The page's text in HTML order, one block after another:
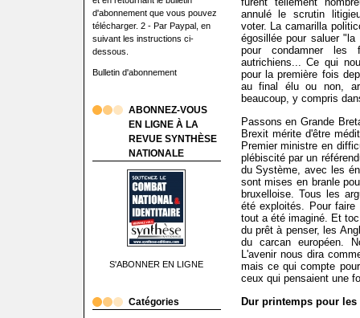
d'abonnement que vous pouvez
télécharger. 2 - Par Paypal, en
suivant les instructions ci-
dessous.
Bulletin d'abonnement
ABONNEZ-VOUS
EN LIGNE À LA
REVUE SYNTHÈSE
NATIONALE
S'ABONNER EN LIGNE
Catégories
annulé le scrutin
voter. La camarilla
égosillée pour saluer
pour condamner les
autrichiens... Ce qui
pour la première fois
au final élu ou non,
beaucoup, y compris
Passons en Grande
Brexit mérite d'être
Premier ministre en
plébiscité par un
du Système, avec les
sont mises en branle
bruxelloise. Tous les
été exploités. Pour
tout a été imaginé. Et
du prêt à penser, les
du carcan européen.
L'avenir nous dira
mais ce qui compte
ceux qui pensaient une
Dur printemps pour